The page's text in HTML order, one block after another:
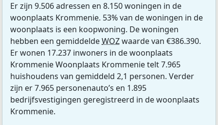
Er zijn 9.506 adressen en 8.150 woningen in de
woonplaats Krommenie. 53% van de woningen in de
woonplaats is een koopwoning. De woningen
hebben een gemiddeldeWOZwaarde van €386.390.
Er wonen 17.237 inwoners in de woonplaats
Krommenie Woonplaats Krommenie telt 7.965
huishoudens van gemiddeld 2,1 personen. Verder
zijn er 7.965 personenauto’s en 1.895
bedrijfsvestigingen geregistreerd in de woonplaats
Krommenie.